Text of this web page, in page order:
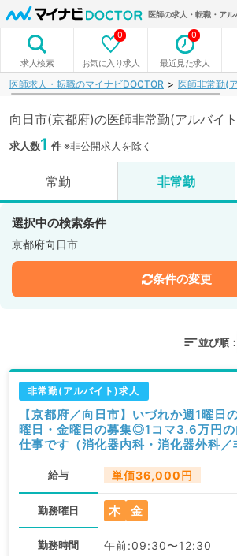
医師の求人・転職・ア
求人検索 お気に入り求人
0
最近見た求人
0
医師求人・転職のマイナビDOCTOR 医師非常勤(
向日市(京都府)の医師非常勤(アルバイ
求人数1 件※非公開求人を除く
常勤 非常勤
選択中の検索条件
京都府向日市
条件の変更
並び順：
非常勤(アルバイト)求人
【京都府／向日市】いづれか週1曜
曜日・金曜日の募集◎1コマ3.6万円の
仕事です（消化器内科・消化器外科／
給与 単価36,000円
勤務曜日 木 金
勤務時間 午前:09:30〜12:30